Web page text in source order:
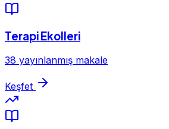
Terapi Ekolleri
38 yayınlanmış makale
Keşfet